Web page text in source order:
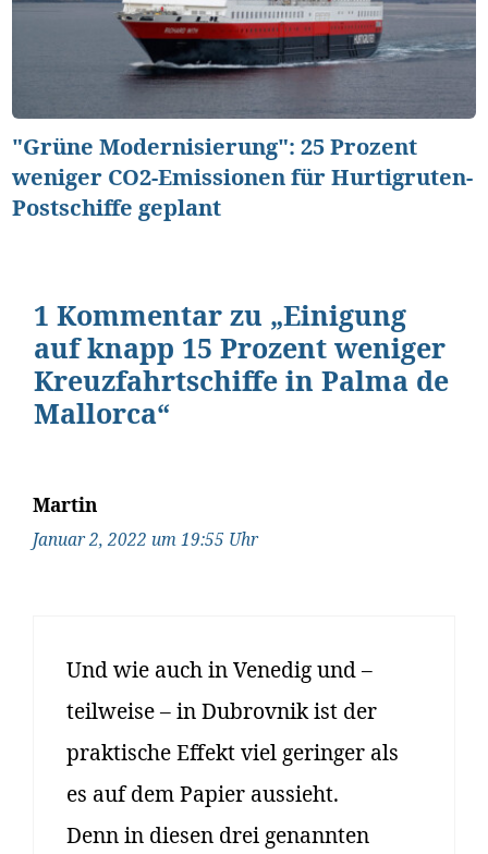
"Grüne Modernisierung": 25 Prozent
weniger CO2-Emissionen für Hurtigruten-
Postschiffe geplant
1 Kommentar zu „Einigung
auf knapp 15 Prozent weniger
Kreuzfahrtschiffe in Palma de
Mallorca“
Martin
Januar 2, 2022 um 19:55 Uhr
Und wie auch in Venedig und –
teilweise – in Dubrovnik ist der
praktische Effekt viel geringer als
es auf dem Papier aussieht.
Denn in diesen drei genannten